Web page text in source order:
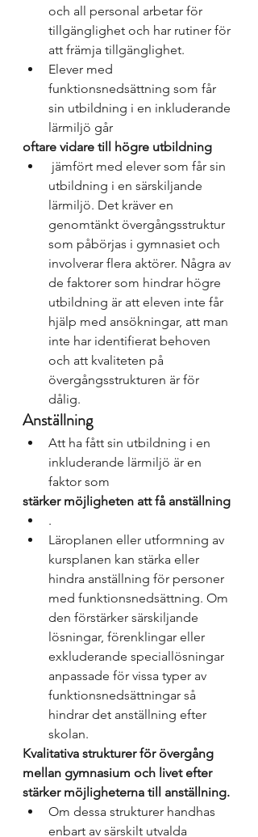
och all personal arbetar för
tillgänglighet och har rutiner för
att främja tillgänglighet.
Elever med
funktionsnedsättning som får
sin utbildning i en inkluderande
lärmiljö går
oftare vidare till högre utbildning
utbildning i en särskiljande
lärmiljö. Det kräver en
genomtänkt övergångsstruktur
som påbörjas i gymnasiet och
involverar flera aktörer. Några av
de faktorer som hindrar högre
utbildning är att eleven inte får
hjälp med ansökningar, att man
inte har identifierat behoven
och att kvaliteten på
övergångsstrukturen är för
dålig.
Anställning
Att ha fått sin utbildning i en
inkluderande lärmiljö är en
faktor som
stärker möjligheten att få anställning
.
Läroplanen eller utformning av
kursplanen kan stärka eller
hindra anställning för personer
med funktionsnedsättning. Om
den förstärker särskiljande
lösningar, förenklingar eller
exkluderande speciallösningar
anpassade för vissa typer av
funktionsnedsättningar så
hindrar det anställning efter
skolan.
Kvalitativa strukturer för övergång
mellan gymnasium och livet efter
stärker möjligheterna till anställning.
Om dessa strukturer handhas
enbart av särskilt utvalda